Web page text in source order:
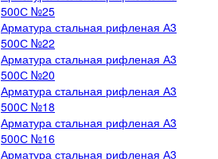
500С №25
Арматура стальная рифленая А3
500С №22
Арматура стальная рифленая А3
500С №20
Арматура стальная рифленая А3
500С №18
Арматура стальная рифленая А3
500С №16
Арматура стальная рифленая А3